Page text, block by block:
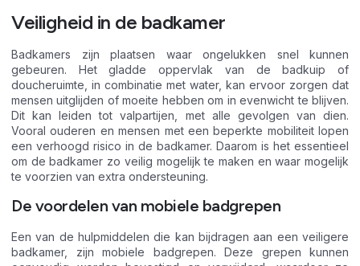
Veiligheid in de badkamer
Badkamers zijn plaatsen waar ongelukken snel kunnen
gebeuren. Het gladde oppervlak van de badkuip of
doucheruimte, in combinatie met water, kan ervoor zorgen dat
mensen uitglijden of moeite hebben om in evenwicht te blijven.
Dit kan leiden tot valpartijen, met alle gevolgen van dien.
Vooral ouderen en mensen met een beperkte mobiliteit lopen
een verhoogd risico in de badkamer. Daarom is het essentieel
om de badkamer zo veilig mogelijk te maken en waar mogelijk
te voorzien van extra ondersteuning.
De voordelen van mobiele badgrepen
Een van de hulpmiddelen die kan bijdragen aan een veiligere
badkamer, zijn mobiele badgrepen. Deze grepen kunnen